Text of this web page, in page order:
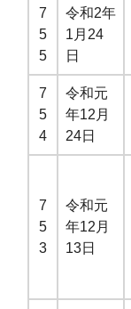
7
5
5
令和2年
1月24
日
7
5
4
令和元
年12月
24日
7
5
3
令和元
年12月
13日